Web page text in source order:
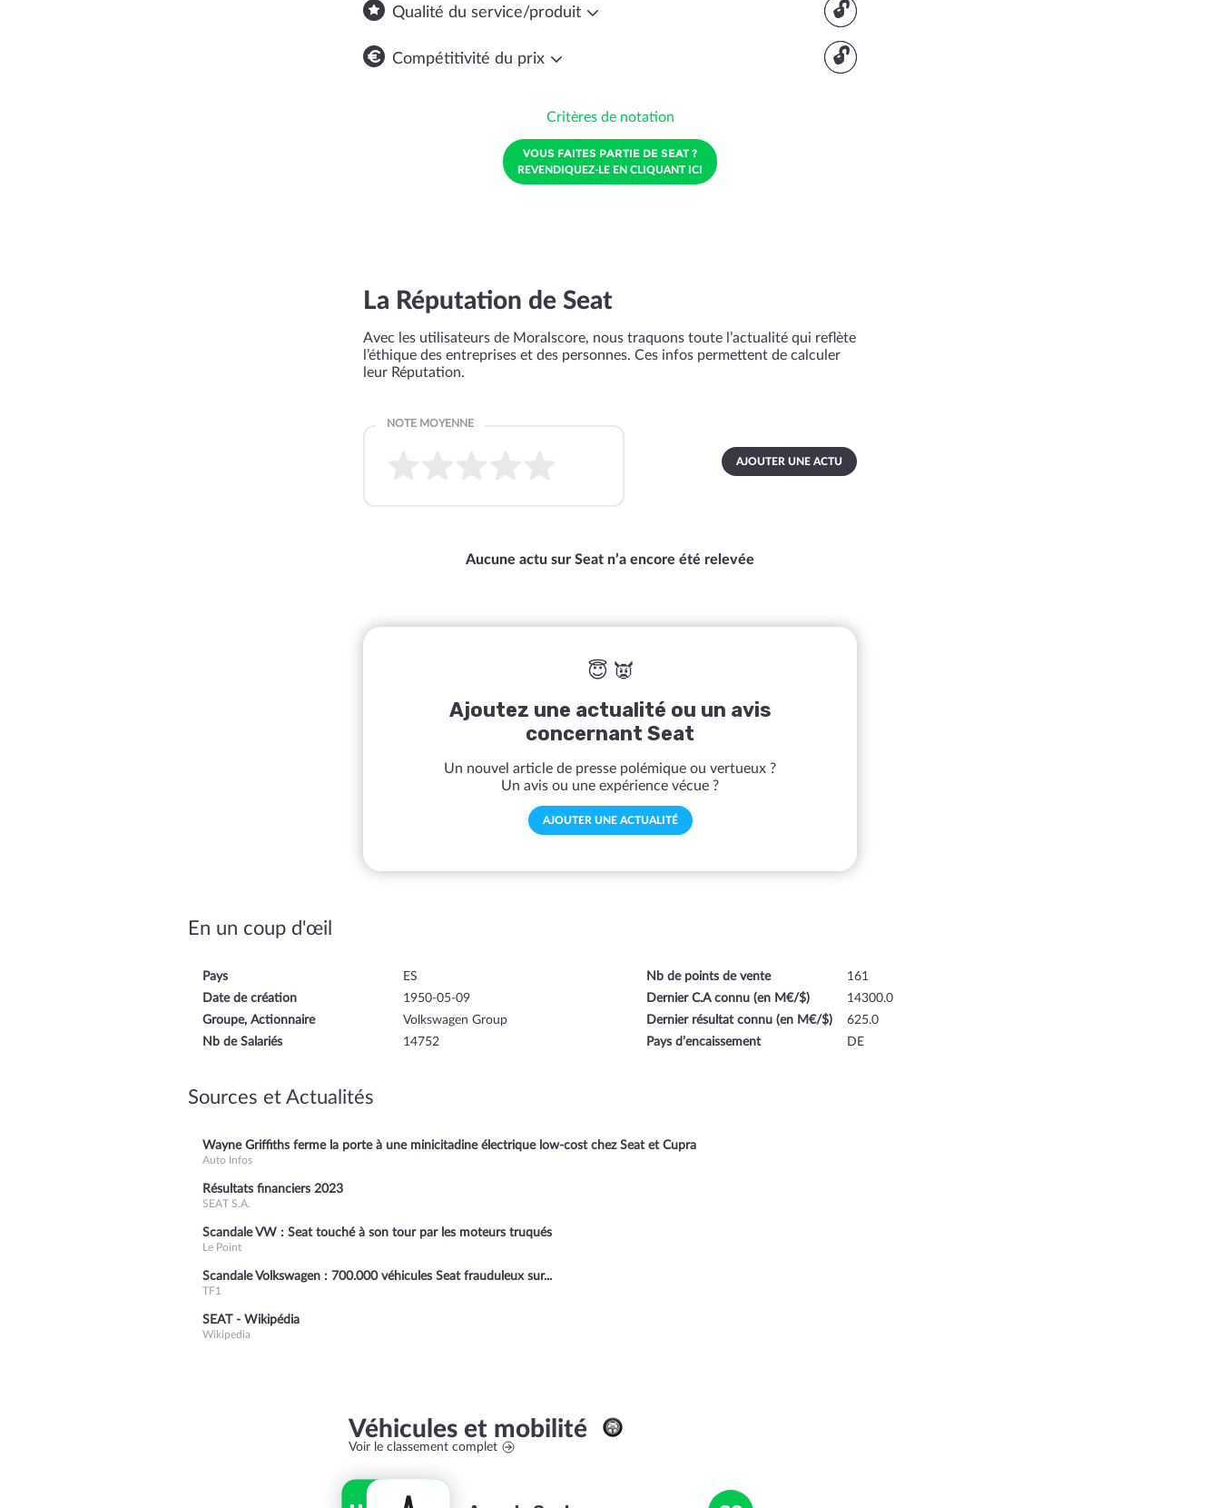
🔓
Qualité du service/produit
🔓
Compétitivité du prix
Critères de notation
VOUS FAITES PARTIE DE SEAT ?
REVENDIQUEZ-LE EN CLIQUANT ICI
La Réputation de Seat
Avec les utilisateurs de Moralscore, nous traquons toute l’actualité qui reflète
l’éthique des entreprises et des personnes. Ces infos permettent de calculer
leur Réputation.
AJOUTER UNE ACTU
Aucune actu sur Seat n’a encore été relevée
😇 👿
Ajoutez une actualité ou un avis
concernant Seat
Un nouvel article de presse polémique ou vertueux ?
Un avis ou une expérience vécue ?
AJOUTER UNE ACTUALITÉ
En un coup d'œil
Pays
ES
Date de création
1950-05-09
Groupe, Actionnaire
Volkswagen Group
Nb de Salariés
14752
Nb de points de vente
161
Dernier C.A connu (en M€/$)
14300.0
Dernier résultat connu (en M€/$)
625.0
Pays d’encaissement
DE
Sources et Actualités
Wayne Griffiths ferme la porte à une minicitadine électrique low-cost chez Seat et Cupra
Auto Infos
Résultats financiers 2023
SEAT S.A.
Scandale VW : Seat touché à son tour par les moteurs truqués
Le Point
Scandale Volkswagen : 700.000 véhicules Seat frauduleux sur...
TF1
SEAT - Wikipédia
Wikipedia
Véhicules et mobilité
Voir le classement complet